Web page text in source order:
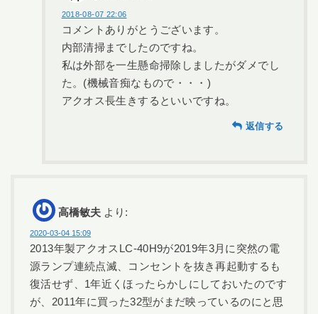
2018-08-07 22:06
コメントありがとうございます。
内部清掃までしたのですね。
私は外部を一生懸命掃除しましたがダメでし
た。(機械音痴なもので・・・)
アクオス長生きするといいですね。
返信する
高橋敏夫 より:
2020-03-04 15:09
2013年製アクオスLC-40H9が2019年3月に突然の電
源ランプ連続点滅、コンセントを抜き再起動するも
復活せず、1年近くほったらかしにしておいたのです
が、2011年に買った32型がまだ映っているのにと思